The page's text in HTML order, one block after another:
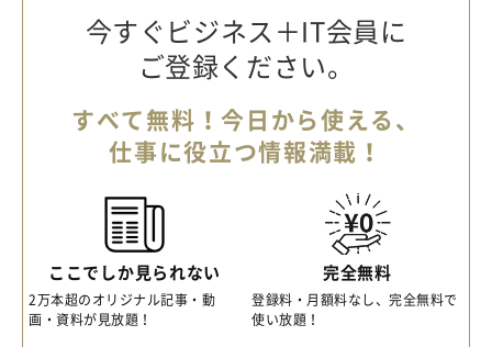
今すぐビジネス＋IT会員に
ご登録ください。
すべて無料！今日から使える、
仕事に役立つ情報満載！
ここでしか見られない
2万本超のオリジナル記事・動
画・資料が見放題！
完全無料
登録料・月額料なし、完全無料で
使い放題！